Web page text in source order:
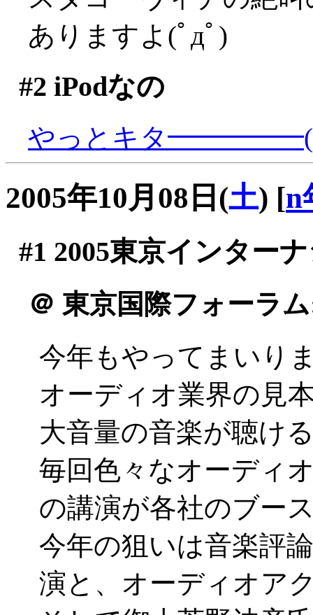
ありますよ(ﾟдﾟ)
#2 iPodなの
やっとキタ
2005年10月08日(土) [n
#1 2005東京インター
＠ 東京国際フォーラ
今年もやってまいり
オーディオ業界の見
大音量の音楽が聴け
毎回色々なオーディ
の講演が各社のブー
今年の狙いは音楽評
演と、オーディオア